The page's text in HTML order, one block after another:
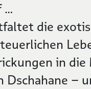
…
die
in
Dschahane –